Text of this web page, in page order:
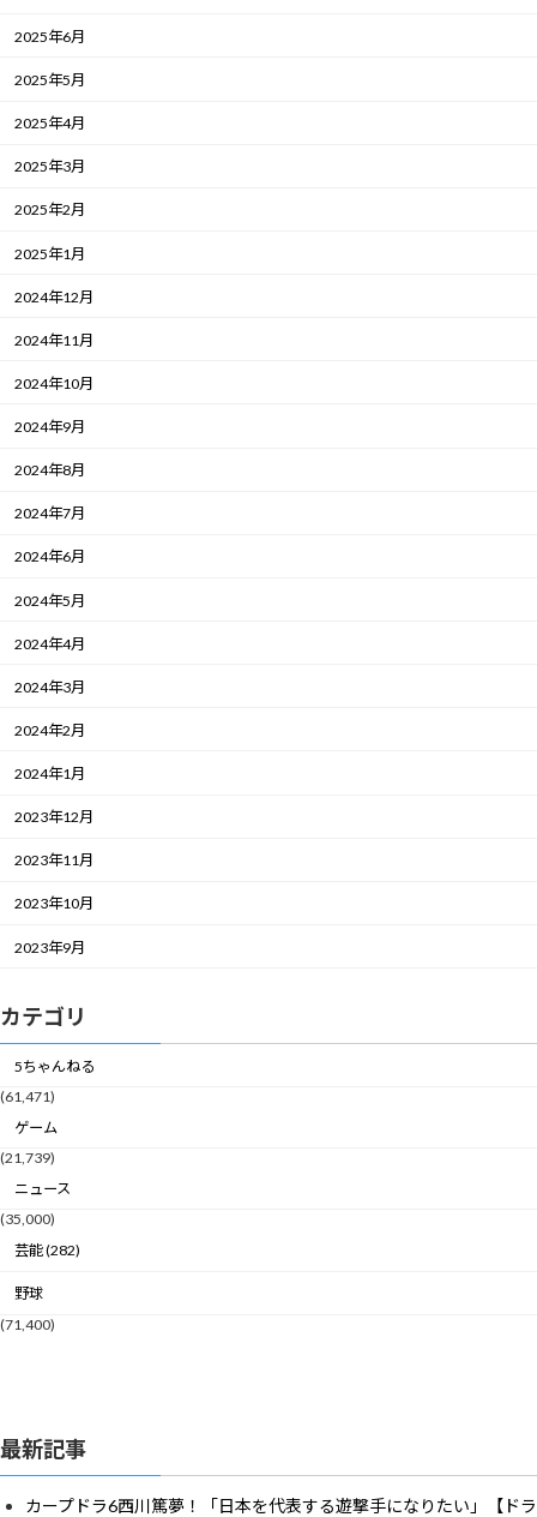
2025年6月
2025年5月
2025年4月
2025年3月
2025年2月
2025年1月
2024年12月
2024年11月
2024年10月
2024年9月
2024年8月
2024年7月
2024年6月
2024年5月
2024年4月
2024年3月
2024年2月
2024年1月
2023年12月
2023年11月
2023年10月
2023年9月
カテゴリ
5ちゃんねる
(61,471)
ゲーム
(21,739)
ニュース
(35,000)
芸能 (282)
野球
(71,400)
最新記事
カープドラ6西川篤夢！「日本を代表する遊撃手になりたい」【ドラ